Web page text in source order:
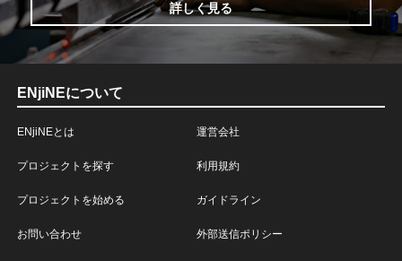
詳しく見る
ENjiNEについて
ENjiNEとは
プロジェクトを探す
プロジェクトを始める
お問い合わせ
運営会社
利用規約
ガイドライン
外部送信ポリシー